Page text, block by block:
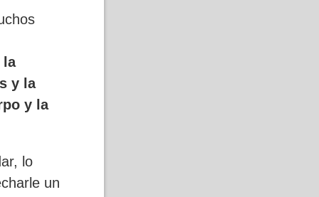
la
y la
y la
lo
un